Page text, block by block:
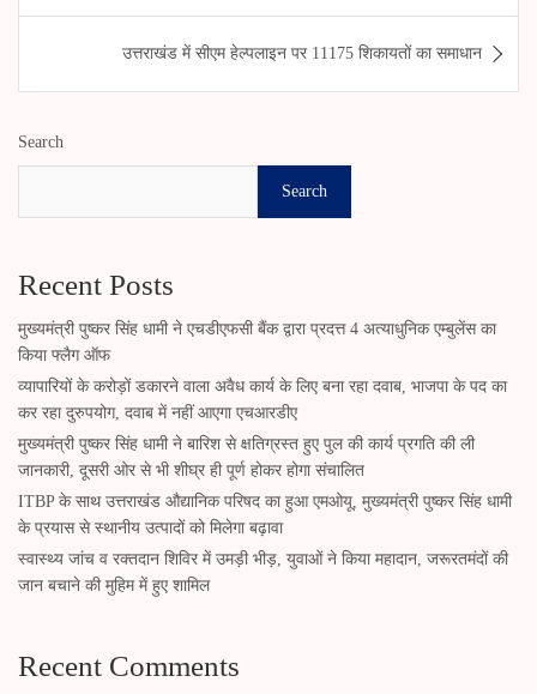
उत्तराखंड में सीएम हेल्पलाइन पर 11175 शिकायतों का समाधान
Search
Search
Recent Posts
मुख्यमंत्री पुष्कर सिंह धामी ने एचडीएफसी बैंक द्वारा प्रदत्त 4 अत्याधुनिक एम्बुलेंस का
किया फ्लैग ऑफ
व्यापारियों के करोड़ों डकारने वाला अवैध कार्य के लिए बना रहा दवाब, भाजपा के पद का
कर रहा दुरुपयोग, दवाब में नहीं आएगा एचआरडीए
मुख्यमंत्री पुष्कर सिंह धामी ने बारिश से क्षतिग्रस्त हुए पुल की कार्य प्रगति की ली
जानकारी, दूसरी ओर से भी शीघ्र ही पूर्ण होकर होगा संचालित
ITBP के साथ उत्तराखंड औद्यानिक परिषद का हुआ एमओयू, मुख्यमंत्री पुष्कर सिंह धामी
के प्रयास से स्थानीय उत्पादों को मिलेगा बढ़ावा
स्वास्थ्य जांच व रक्तदान शिविर में उमड़ी भीड़, युवाओं ने किया महादान, जरूरतमंदों की
जान बचाने की मुहिम में हुए शामिल
Recent Comments